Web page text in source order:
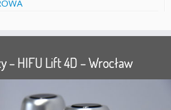
– HIFU Lift 4D – Wrocław